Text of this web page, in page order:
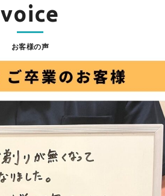
voice
お客様の声